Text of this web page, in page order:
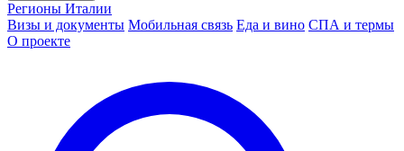
Регионы Италии
Визы и документы Мобильная связь Еда и вино СПА и термы
О проекте